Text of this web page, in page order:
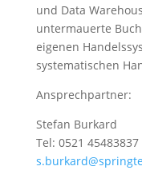
und Data
untermauerte
eigenen
systematischen
Ansprechpartner:
Stefan Burkard
Tel: 0521 45483837